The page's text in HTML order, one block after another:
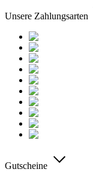
Unsere Zahlungsarten
Gutscheine